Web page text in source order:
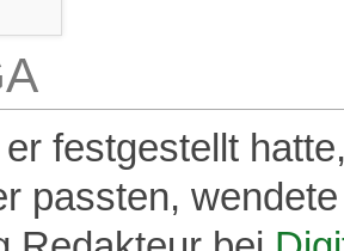
festgestellt
passten,